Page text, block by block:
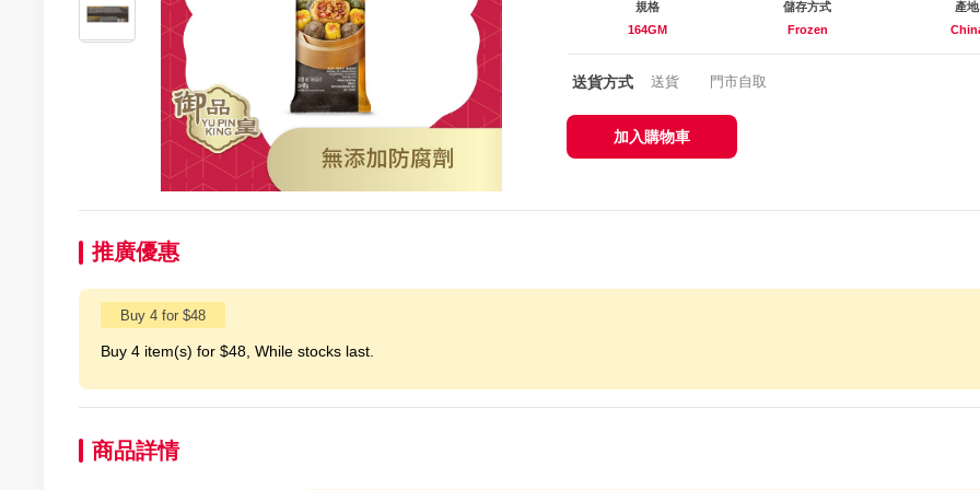
規格
164GM
儲存方式
Frozen
產地
送貨方式 送貨 門市自取
加入購物車
推廣優惠
Buy 4 for $48
Buy 4 item(s) for $48, While stocks last.
商品詳情